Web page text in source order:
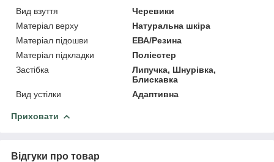
Вид взуття
Черевики
Матеріал верху
Натуральна шкіра
Матеріал підошви
ЕВА/Резина
Матеріал підкладки
Поліестер
Застібка
Липучка, Шнурівка,
Блискавка
Вид устілки
Адаптивна
Приховати
Відгуки про товар